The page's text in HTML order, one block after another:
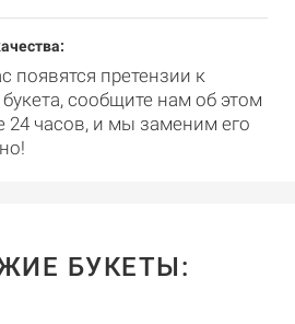
появятся претензии к
букета, сообщите нам об этом
24 часов, и мы заменим его
БУКЕТЫ: